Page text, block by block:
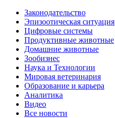
Законодательство
Эпизоотическая ситуация
Цифровые системы
Продуктивные животные
Домашние животные
Зообизнес
Наука и Технологии
Мировая ветеринария
Образование и карьера
Аналитика
Видео
Все новости